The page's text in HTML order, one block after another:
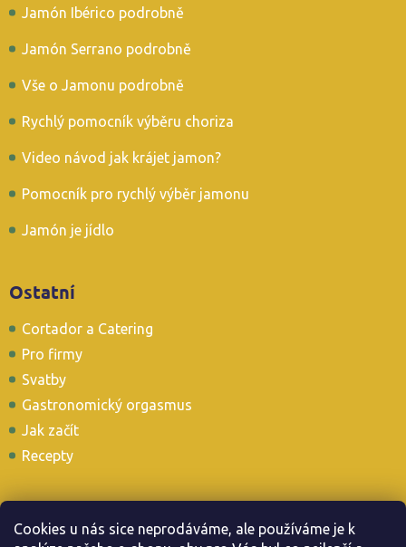
Cookies u nás sice neprodáváme, ale používáme je k
Jamón Ibérico podrobně
Jamón Serrano podrobně
Vše o Jamonu podrobně
Rychlý pomocník výběru choriza
Video návod jak krájet jamon?
Pomocník pro rychlý výběr jamonu
Jamón je jídlo
Ostatní
Cortador a Catering
Pro firmy
Svatby
Gastronomický orgasmus
Jak začít
Recepty